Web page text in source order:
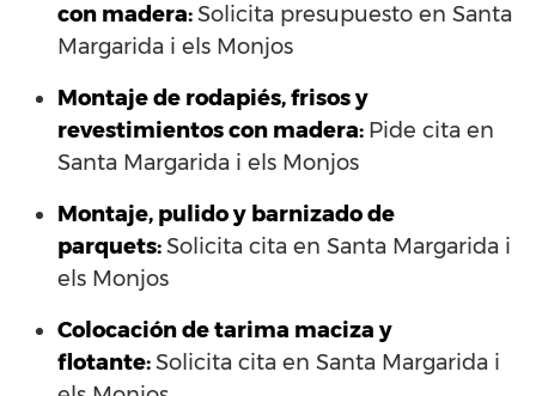
con madera:Solicita presupuesto en Santa
Margarida i els Monjos
Montaje de rodapiés, frisos y
revestimientos con madera: Pide cita en
Santa Margarida i els Monjos
Montaje, pulido y barnizado de
parquets:Solicita cita en Santa Margarida i
els Monjos
Colocación de tarima maciza y
flotante:Solicita cita en Santa Margarida i